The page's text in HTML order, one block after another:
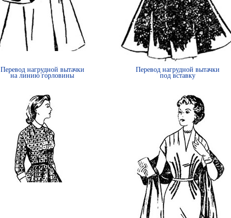
Перевод нагрудной вытачки
на линию горловины
Перевод нагрудной вытачки
под вставку